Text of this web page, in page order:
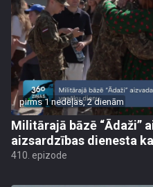
pirms 1 nedēļas, 2 dienām
Militārajā bāzē “Ādaži”
aizsardzības dienesta
410. epizode